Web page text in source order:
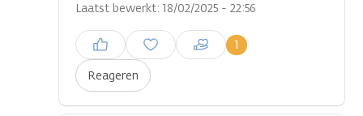
Laatst bewerkt: 18/02/2025 - 22:56
Reageren
1
Inloggen om een reactie te
plaatsen